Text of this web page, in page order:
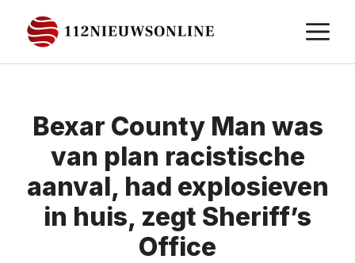
naar
de
Bexar County Man was
van plan racistische
aanval, had explosieven
in huis, zegt Sheriff’s
Office